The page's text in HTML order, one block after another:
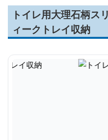
トイレ用大理石柄ス
ィークトレイ収納